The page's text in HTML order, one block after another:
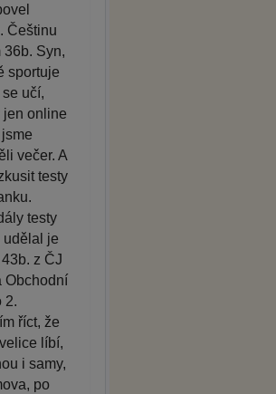
Češtinu
36b. Syn,
sportuje
učí,
online
večer. A
testy
testy
udělal je
z ČJ
Obchodní
2.
říct, že
líbí,
i samy,
po